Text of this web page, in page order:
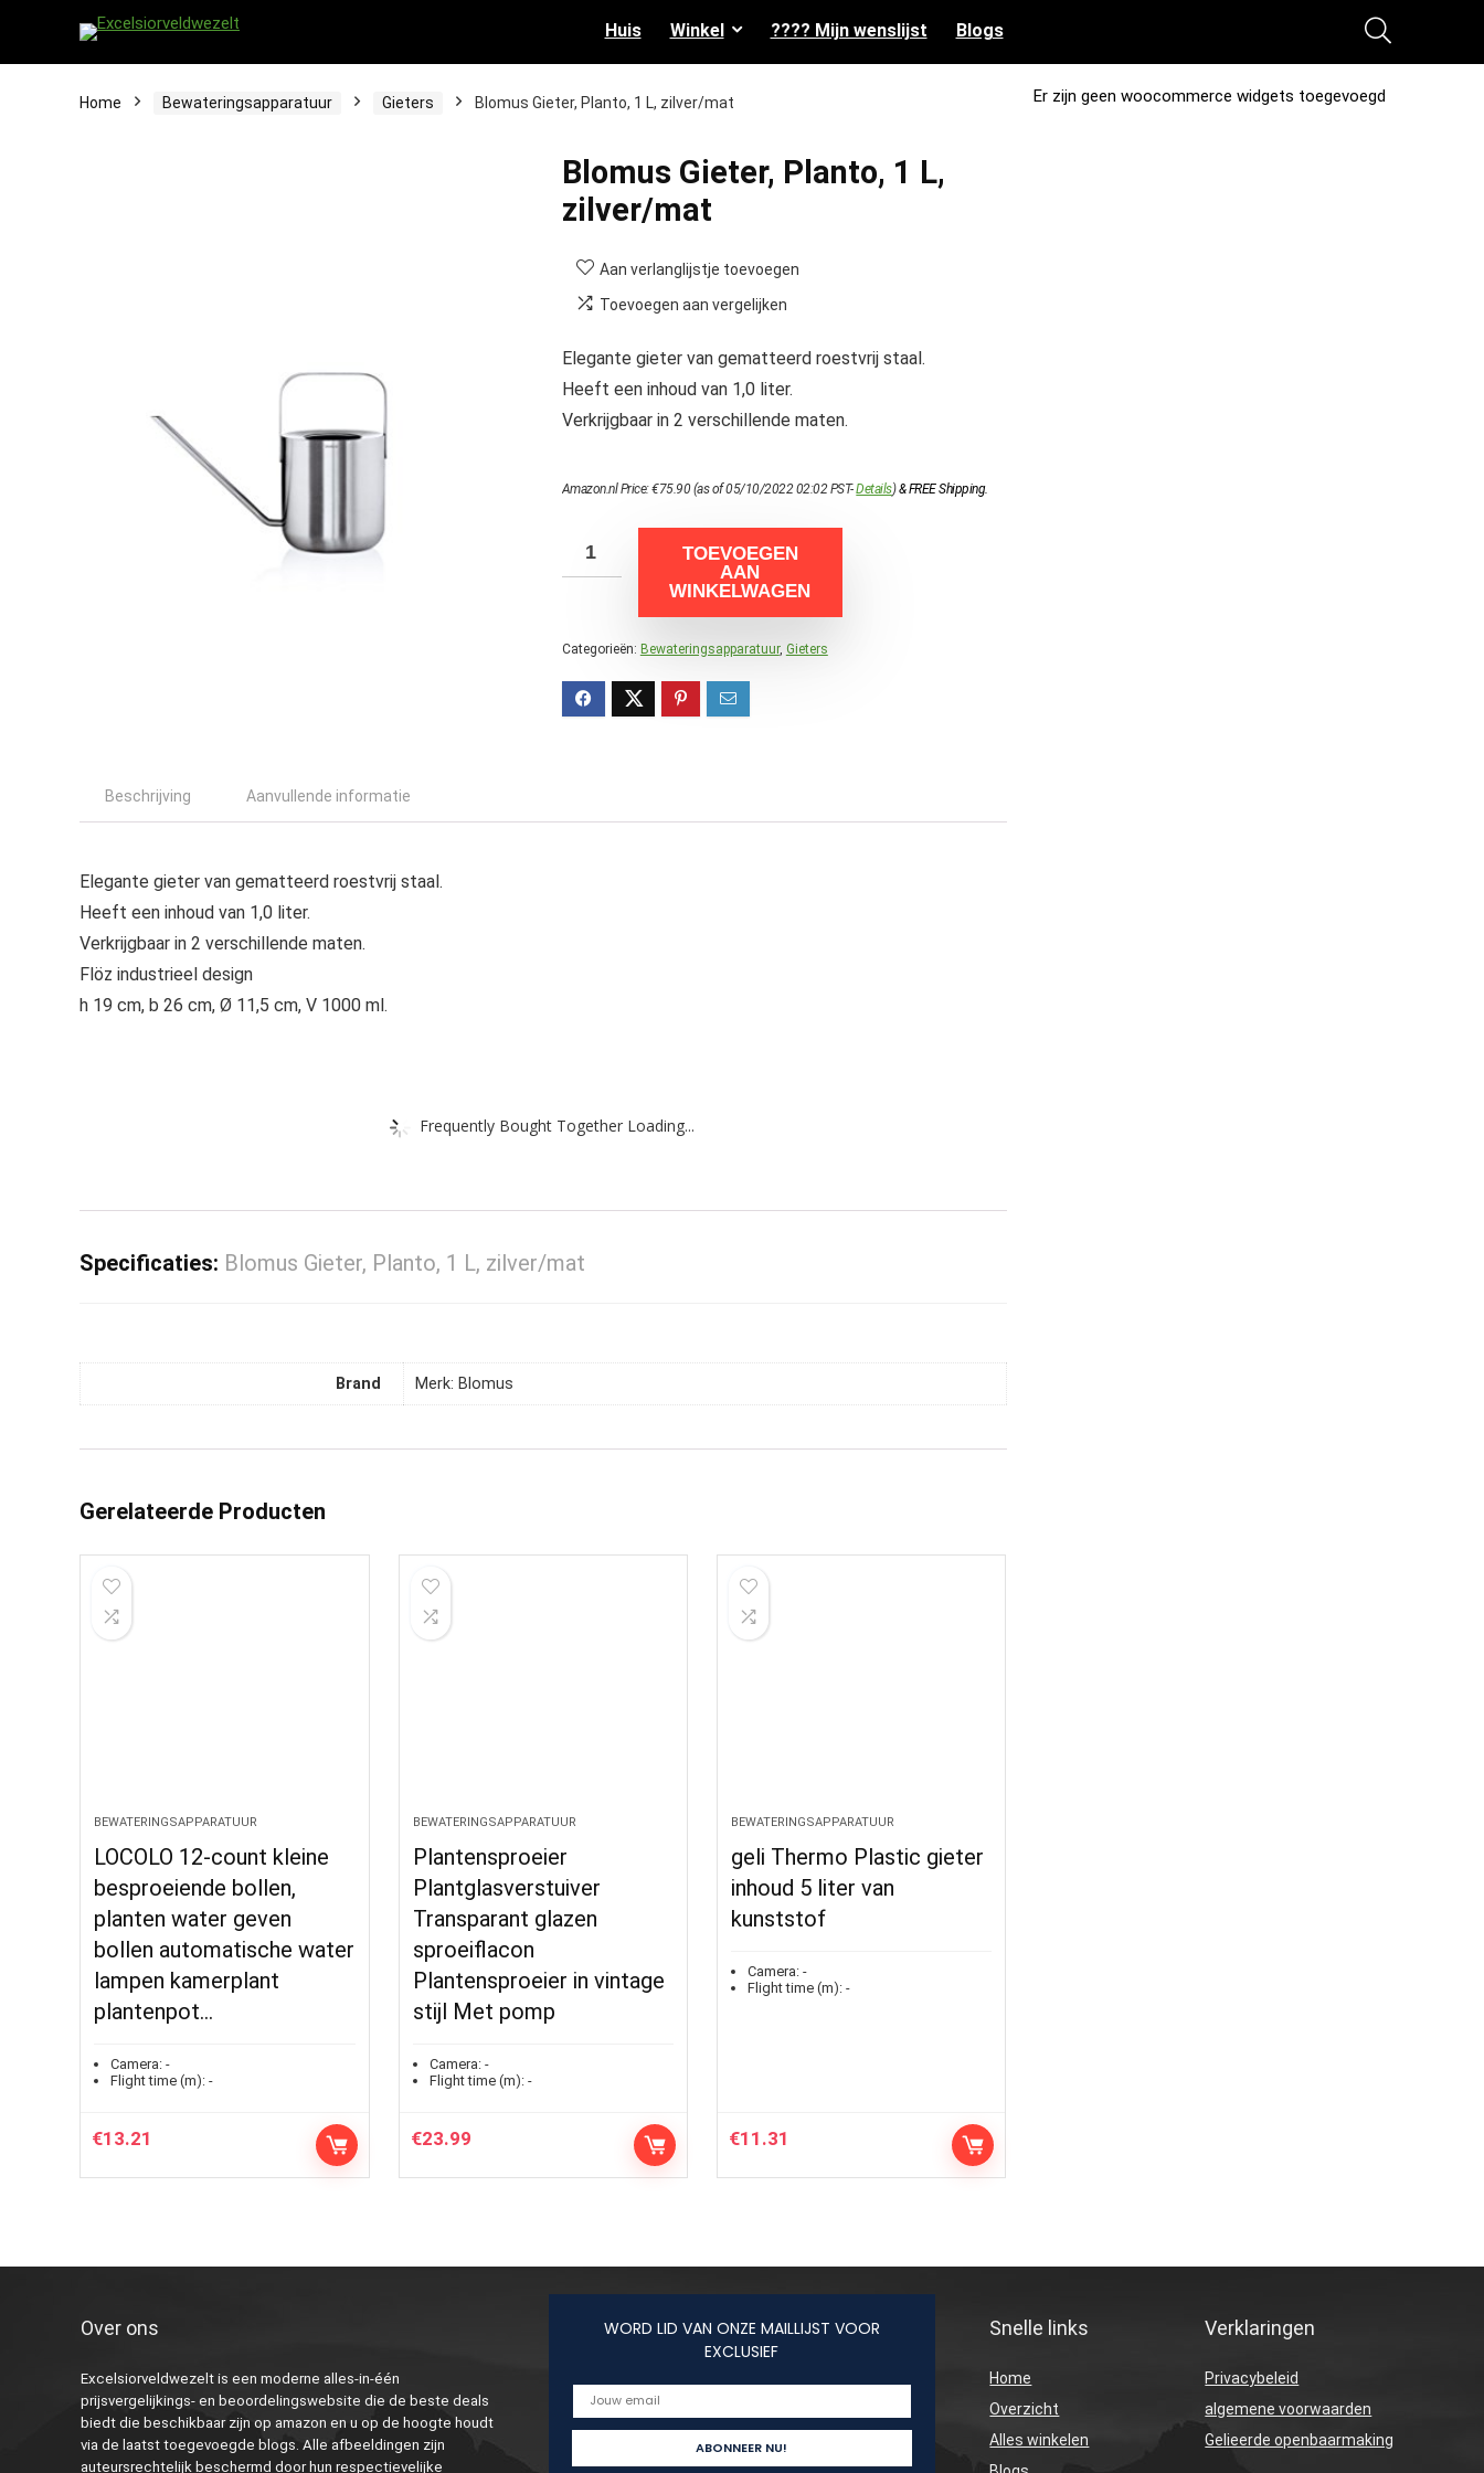
Huis Winkel ???? Mijn wenslijst Blogs
Home Bewateringsapparatuur Gieters Blomus Gieter, Planto, 1 L, zilver/mat
Blomus Gieter, Planto, 1 L,
zilver/mat
Aan verlanglijstje toevoegen
Toevoegen aan vergelijken
Elegante gieter van gematteerd roestvrij staal.
Heeft een inhoud van 1,0 liter.
Verkrijgbaar in 2 verschillende maten.
Amazon.nl Price:€75.90(as of 05/10/2022 02:02 PST-Details)&FREE Shipping.
TOEVOEGEN
AAN
WINKELWAGEN
Categorieën: Bewateringsapparatuur, Gieters
Beschrijving Aanvullende informatie
Elegante gieter van gematteerd roestvrij staal.
Heeft een inhoud van 1,0 liter.
Verkrijgbaar in 2 verschillende maten.
Flöz industrieel design
h 19 cm, b 26 cm, Ø 11,5 cm, V 1000 ml.
Frequently Bought Together Loading...
Specificaties: Blomus Gieter, Planto, 1 L, zilver/mat
Brand Merk: Blomus
Gerelateerde Producten
BEWATERINGSAPPARATUUR
LOCOLO 12-count kleine
besproeiende bollen,
planten water geven
bollen automatische water
lampen kamerplant
plantenpot…
Camera: -
Flight time (m): -
€13.21
BEWATERINGSAPPARATUUR
Plantensproeier
Plantglasverstuiver
Transparant glazen
sproeiflacon
Plantensproeier in vintage
stijl Met pomp
Camera:-
Flight time (m):-
€23.99
BEWATERINGSAPPARATUUR
geli Thermo Plastic gieter
inhoud 5 liter van
kunststof
Camera: -
Flight time (m): -
€11.31
Er zijn geen woocommerce widgets toegevoegd
Over ons
Excelsiorveldwezelt is een moderne alles-in-één
prijsvergelijkings- en beoordelingswebsite die de beste deals
biedt die beschikbaar zijn op amazon en u op de hoogte houdt
via de laatst toegevoegde blogs. Alle afbeeldingen zijn
auteursrechtelijk beschermd door hun respectievelijke
WORD LID VAN ONZE MAILLIJST VOOR
EXCLUSIEF
Snelle links
Home
Overzicht
Alles winkelen
Verklaringen
Privacybeleid
algemene voorwaarden
Gelieerde openbaarmaking